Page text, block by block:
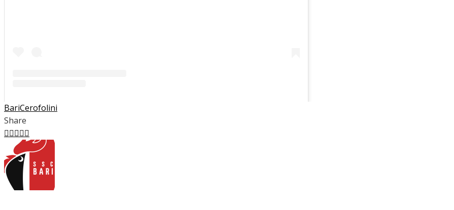
BariCerofolini
Share
Facebook
Twitter
LinkedIn
Pinterest
Stumbleupon